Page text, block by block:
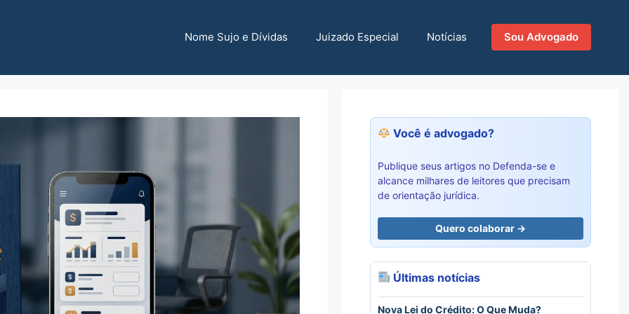
Nome Sujo e Dívidas Juizado Especial Notícias Sou Advogado
Você é advogado?
Publique seus artigos no Defenda-se e
alcance milhares de leitores que precisam
de orientação jurídica.
Quero colaborar →
Últimas notícias
Nova Lei do Crédito: O Que Muda?